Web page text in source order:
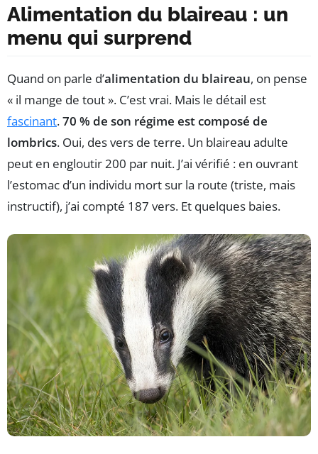
Alimentation du blaireau : un
menu qui surprend
Quand on parle d’alimentation du blaireau, on pense
« il mange de tout ». C’est vrai. Mais le détail est
fascinant.70 % de son régime est composé de
lombrics. Oui, des vers de terre. Un blaireau adulte
peut en engloutir 200 par nuit. J’ai vérifié : en ouvrant
l’estomac d’un individu mort sur la route (triste, mais
instructif), j’ai compté 187 vers. Et quelques baies.